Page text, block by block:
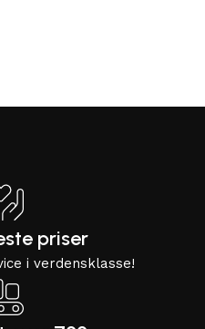
priser
i verdensklasse!